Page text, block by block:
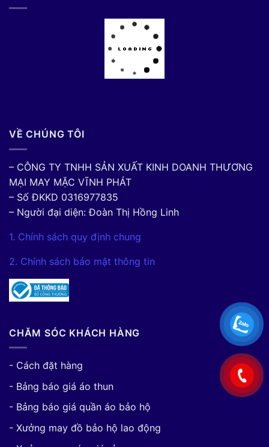
VỀ CHÚNG TÔI
– CÔNG TY TNHH SẢN XUẤT KINH DOANH THƯƠNG
MẠI MAY MẶC VĨNH PHÁT
– Số ĐKKD 0316977835
– Người đại diện: Đoàn Thị Hồng Linh
1. Chính sách quy định chung
2. Chính sách bảo mật thông tin
CHĂM SÓC KHÁCH HÀNG
- Cách đặt hàng
- Bảng báo giá áo thun
- Bảng báo giá quần áo bảo hộ
- Xưởng may đồ bảo hộ lao động